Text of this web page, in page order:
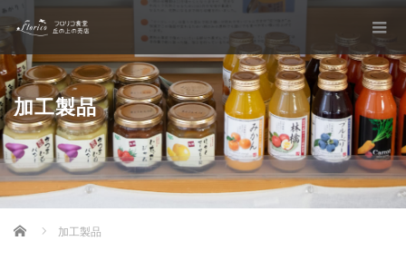
加工製品
Home 加工製品